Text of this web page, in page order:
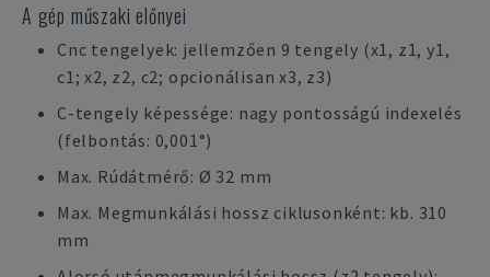
A gép műszaki előnyei
Cnc tengelyek: jellemzően 9 tengely (x1, z1, y1,
c1; x2, z2, c2; opcionálisan x3, z3)
C-tengely képessége: nagy pontosságú indexelés
(felbontás: 0,001°)
Max. Rúdátmérő: Ø 32 mm
Max. Megmunkálási hossz ciklusonként: kb. 310
mm